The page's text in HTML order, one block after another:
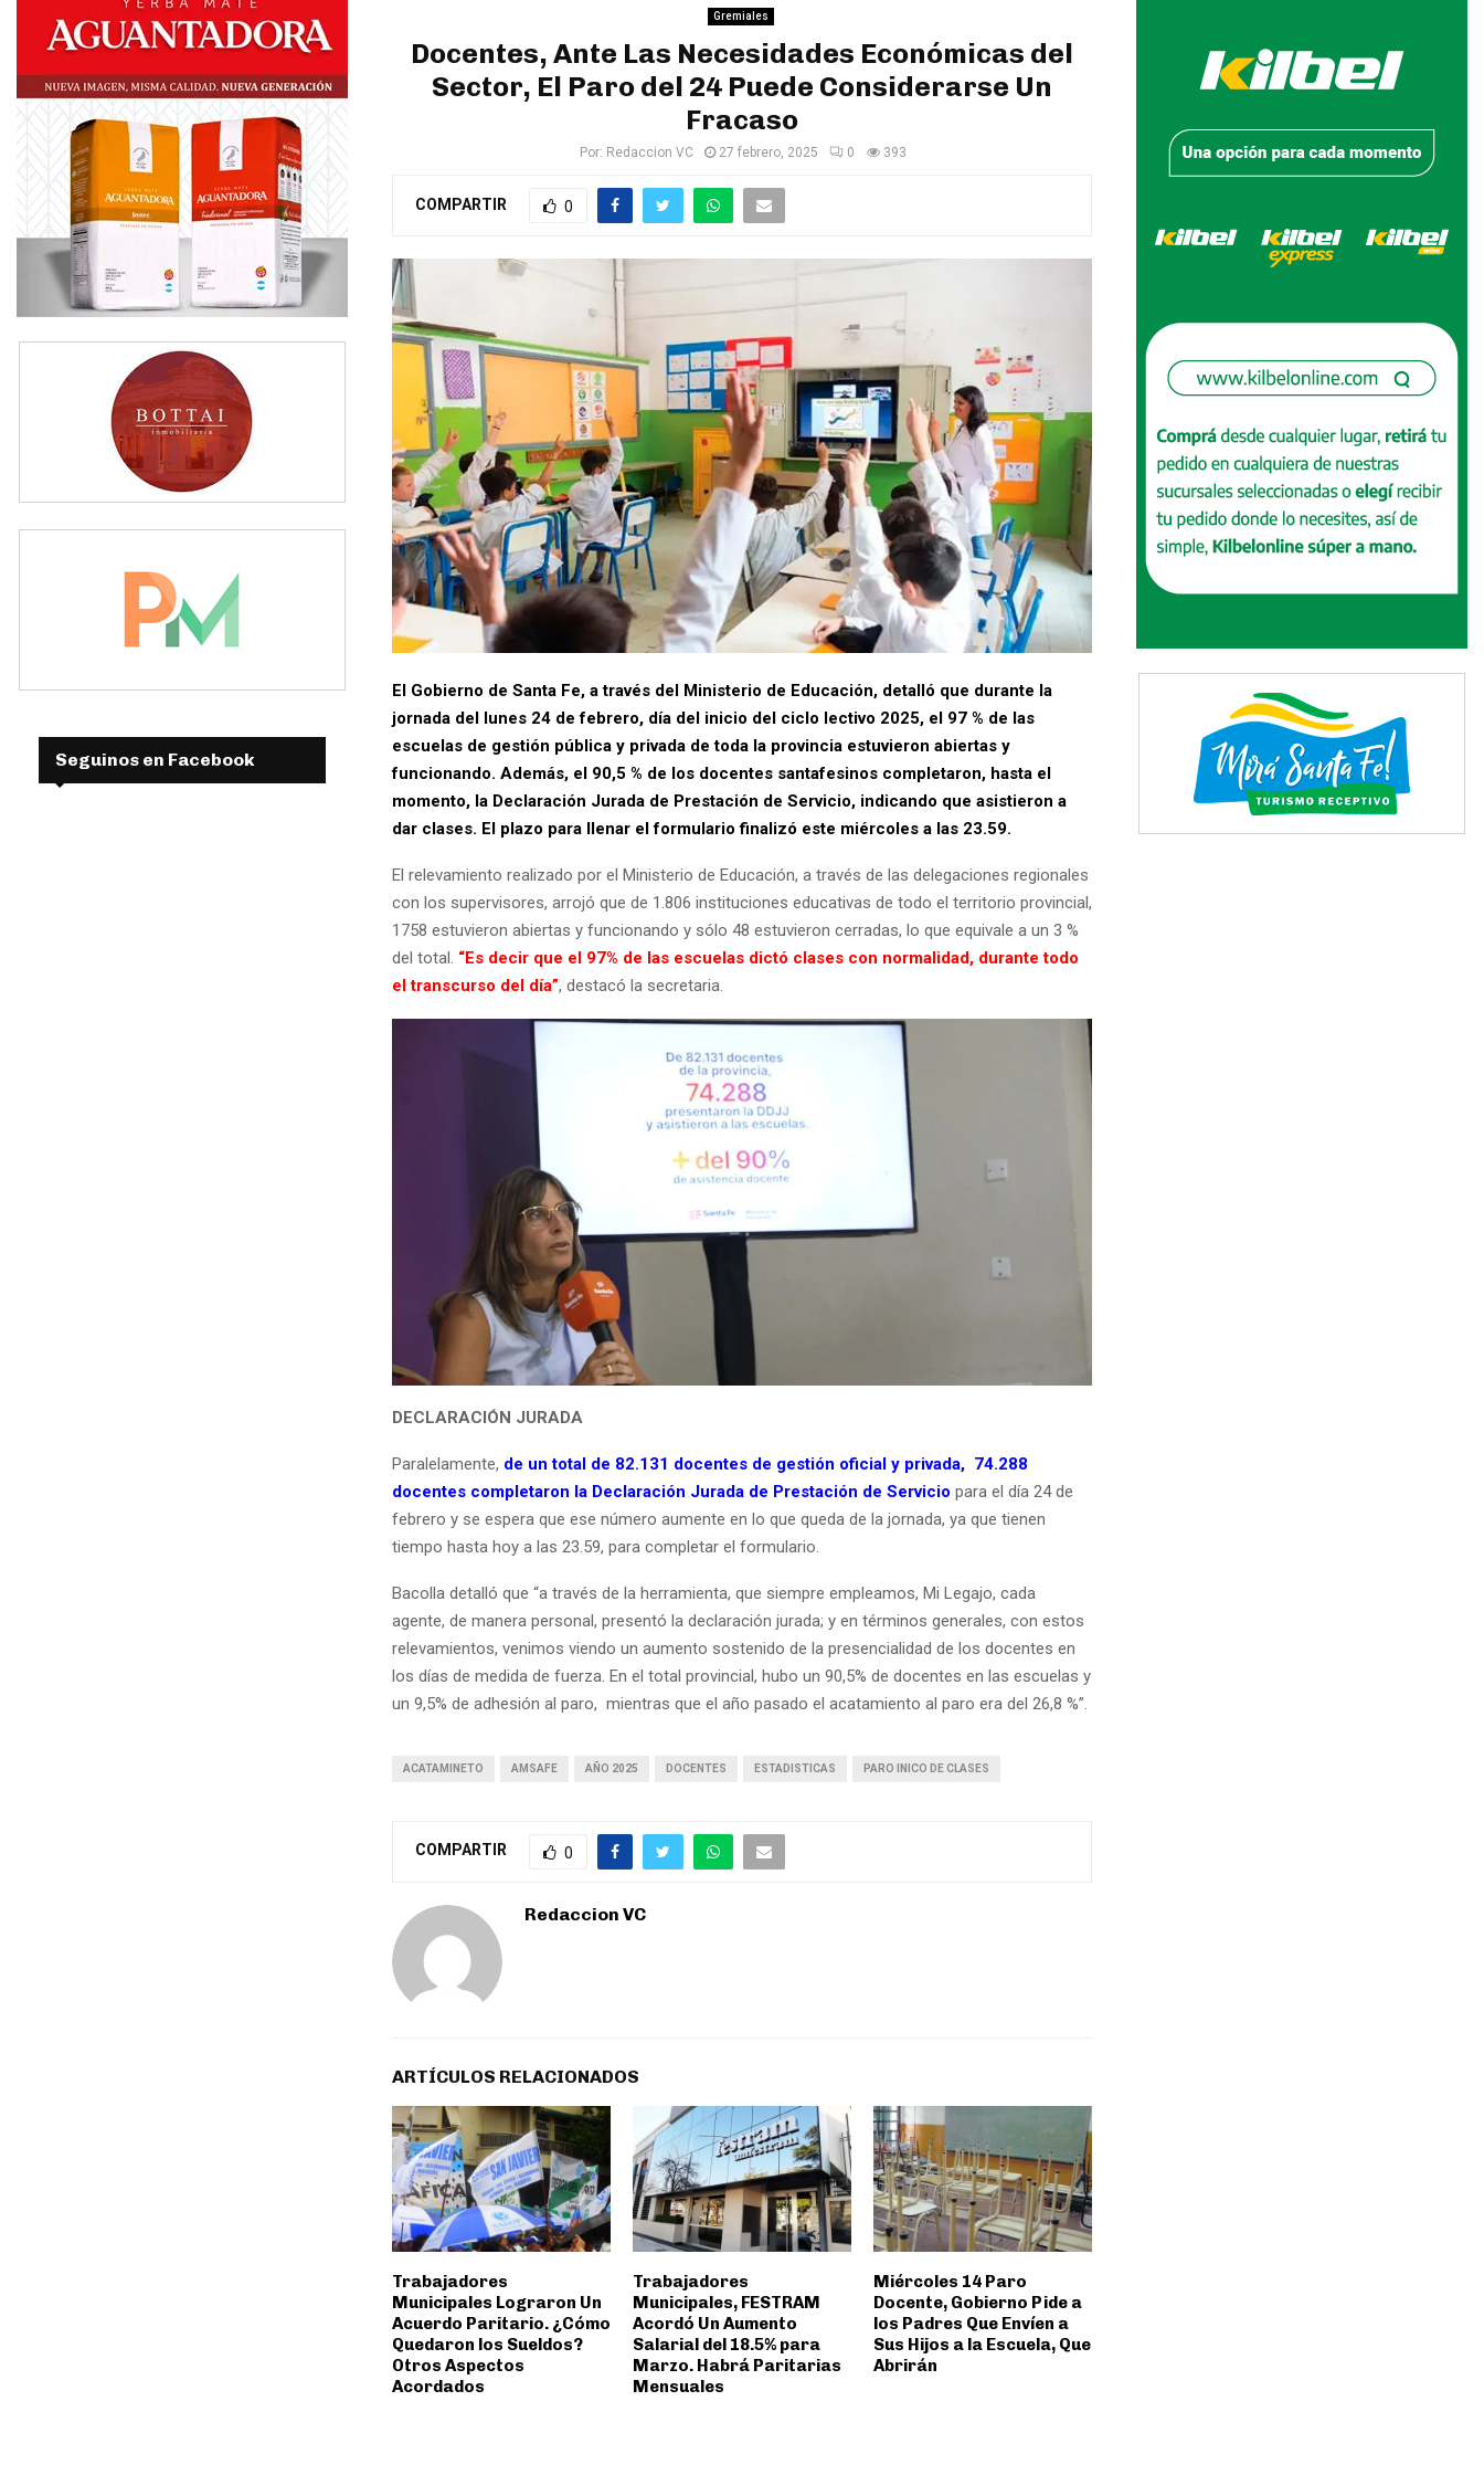
Gremiales
Docentes, Ante Las Necesidades Económicas del
Sector, El Paro del 24 Puede Considerarse Un
Fracaso
Por: Redaccion VC 27 febrero, 2025 0 393
COMPARTIR 0
El Gobierno de Santa Fe, a través del Ministerio de Educación, detalló que durante la
jornada del lunes 24 de febrero, día del inicio del ciclo lectivo 2025, el 97 % de las
escuelas de gestión pública y privada de toda la provincia estuvieron abiertas y
funcionando. Además, el 90,5 % de los docentes santafesinos completaron, hasta el
momento, la Declaración Jurada de Prestación de Servicio, indicando que asistieron a
dar clases. El plazo para llenar el formulario finalizó este miércoles a las 23.59.
El relevamiento realizado por el Ministerio de Educación, a través de las delegaciones regionales
con los supervisores, arrojó que de 1.806 instituciones educativas de todo el territorio provincial,
1758 estuvieron abiertas y funcionando y sólo 48 estuvieron cerradas, lo que equivale a un 3 %
del total. “Es decir que el 97% de las escuelas dictó clases con normalidad, durante todo
el transcurso del día”, destacó la secretaria.
DECLARACIÓN JURADA
Paralelamente, de un total de 82.131 docentes de gestión oficial y privada, 74.288
docentes completaron la Declaración Jurada de Prestación de Servicio para el día 24 de
febrero y se espera que ese número aumente en lo que queda de la jornada, ya que tienen
tiempo hasta hoy a las 23.59, para completar el formulario.
Bacolla detalló que “a través de la herramienta, que siempre empleamos, Mi Legajo, cada
agente, de manera personal, presentó la declaración jurada; y en términos generales, con estos
relevamientos, venimos viendo un aumento sostenido de la presencialidad de los docentes en
los días de medida de fuerza. En el total provincial, hubo un 90,5% de docentes en las escuelas y
un 9,5% de adhesión al paro, mientras que el año pasado el acatamiento al paro era del 26,8 %”.
ACATAMINETO AMSAFE AÑO 2025 DOCENTES ESTADISTICAS PARO INICO DE CLASES
COMPARTIR 0
Redaccion VC
ARTÍCULOS RELACIONADOS
Trabajadores
Municipales Lograron Un
Acuerdo Paritario. ¿Cómo
Quedaron los Sueldos?
Otros Aspectos
Acordados
Trabajadores
Municipales, FESTRAM
Acordó Un Aumento
Salarial del 18.5% para
Marzo. Habrá Paritarias
Mensuales
Miércoles 14 Paro
Docente, Gobierno Pide a
los Padres Que Envíen a
Sus Hijos a la Escuela, Que
Abrirán
Seguinos en Facebook